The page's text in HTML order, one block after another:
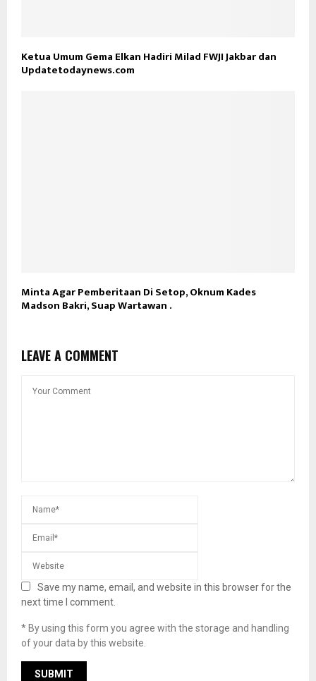
Ketua Umum Gema Elkan Hadiri Milad FWJI Jakbar dan
Updatetodaynews.com
Minta Agar Pemberitaan Di Setop, Oknum Kades
Madson Bakri, Suap Wartawan .
LEAVE A COMMENT
Save my name, email, and website in this browser for the
next time I comment.
* By using this form you agree with the storage and handling
of your data by this website.